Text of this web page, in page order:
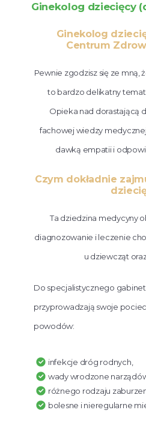
Ginekolog dziecięcy
Ginekolog
Centrum
Pewnie zgodzisz się ze
to bardzo delikatny
Opieka nad dorastającą
fachowej wiedzy
dawką empatii i
Czym dokładnie
Ta dziedzina medycyny
diagnozowanie i leczenie
u dziewcząt
Do specjalistycznego
przyprowadzają swoje
powodów:
infekcje dróg rodnych,
wady wrodzone
różnego rodzaju
bolesne i nieregularne